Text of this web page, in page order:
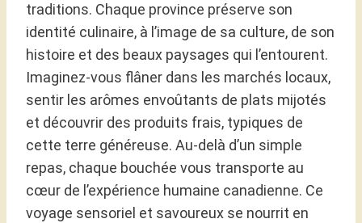
traditions. Chaque province préserve son
identité culinaire, à l’image de sa culture, de son
histoire et des beaux paysages qui l’entourent.
Imaginez-vous flâner dans les marchés locaux,
sentir les arômes envoûtants de plats mijotés
et découvrir des produits frais, typiques de
cette terre généreuse. Au-delà d’un simple
repas, chaque bouchée vous transporte au
cœur de l’expérience humaine canadienne. Ce
voyage sensoriel et savoureux se nourrit en